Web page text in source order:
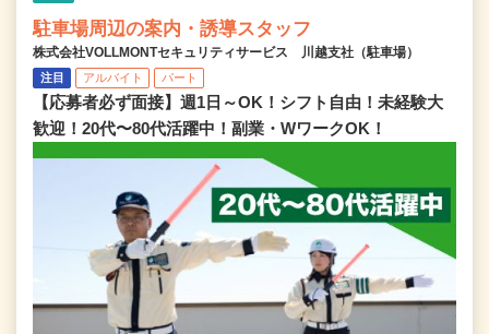
駐車場周辺の案内・誘導スタッフ
株式会社VOLLMONTセキュリティサービス 川越支社（駐車場）
注目 アルバイト パート
【応募者必ず面接】週1日～OK！シフト自由！未経験大
歓迎！20代〜80代活躍中！副業・WワークOK！